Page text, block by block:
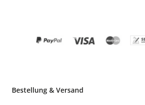
Bestellung & Versand